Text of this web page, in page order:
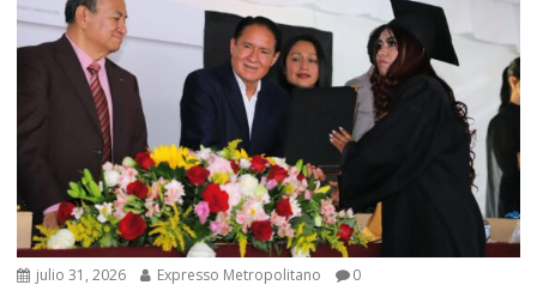
julio 31, 2026 Expresso Metropolitano 0